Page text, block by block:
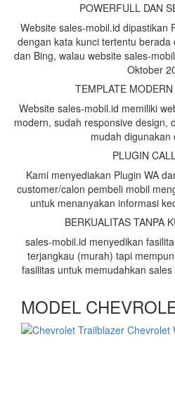
POWERFULL DAN
Website sales-mobil.id dipastikan
dengan kata kunci tertentu berada
dan Bing, walau website sales-
Oktober
TEMPLATE
Website sales-mobil.id memiliki
modern, sudah responsive design,
mudah digunakan
PLUGIN
Kami menyediakan Plugin WA
customer/calon pembeli mobil
untuk menanyakan informasi
BERKUALITAS TANPA
sales-mobil.id menyedikan
terjangkau (murah) tapi
fasilitas untuk memudahkan
MODEL